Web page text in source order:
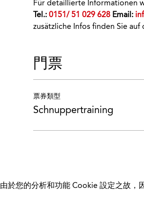
Für detaillierte Informationen
Tel.: 0151/ 51 029 628 Email:
zusätzliche Infos finden Sie auf
門票
票券類型
Schnuppertraining
由於您的分析和功能 Cookie 設定之故，